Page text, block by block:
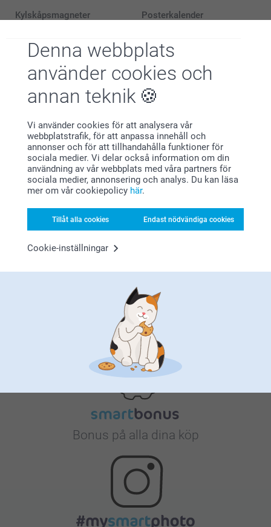
Denna webbplats
använder cookies och
annan teknik
Vi använder cookies för att analysera vår
webbplatstrafik, för att anpassa innehåll och
annonser och för att tillhandahålla funktioner för
sociala medier. Vi delar också information om din
användning av vår webbplats med våra partners för
sociala medier, annonsering och analys. Du kan läsa
mer om vår cookiepolicy här.
Tillåt alla cookies Endast nödvändiga cookies
Cookie-inställningar
Kylskåpsmagneter
(534 omdömen)
Posterkalender
(5 omdömen)
6 varianter
(2207 omdömen)
Retro Fotomagneter
3 varianter
(36 omdömen)
Varför smartphoto?
Nöjd kundgaranti
Bonus på alla dina köp